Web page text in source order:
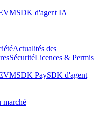
SDK d'agent IA
Actualités des
SécuritéLicences & Permis
SDK PaySDK d'agent
marché